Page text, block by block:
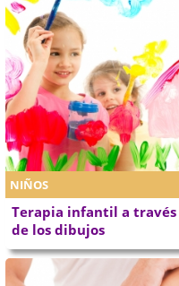
NIÑOS
Terapia infantil a través
de los dibujos